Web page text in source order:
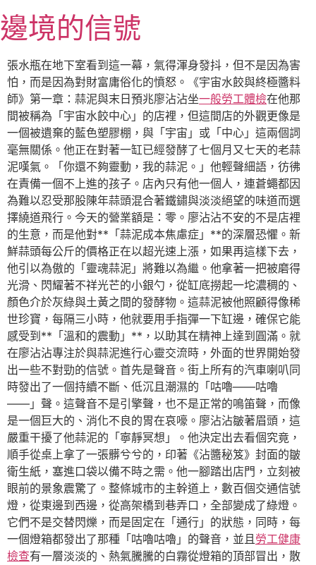
至
主
要
內
容
邊境的信號
張水瓶在地下室看到這一幕，氣得渾身發抖，但不是因為害
怕，而是因為對財富庸俗化的憤怒。《宇宙水餃與終極醬料
師》第一章：蒜泥與末日預兆廖沾沾坐一般勞工體檢在他那
間被稱為「宇宙水餃中心」的店裡，但這間店的外觀更像是
一個被遺棄的藍色塑膠棚，與「宇宙」或「中心」這兩個詞
毫無關係。他正在對著一缸已經發酵了七個月又七天的老蒜
泥嘆氣。「你還不夠靈動，我的蒜泥。」他輕聲細語，彷彿
在責備一個不上進的孩子。店內只有他一個人，連蒼蠅都因
為難以忍受那股陳年蒜頭混合著鐵鏽與淡淡絕望的味道而選
擇繞道飛行。今天的營業額是：零。廖沾沾不安的不是店裡
的生意，而是他對**「蒜泥成本焦慮症」**的深層恐懼。新
鮮蒜頭每公斤的價格正在以超光速上漲，如果再這樣下去，
他引以為傲的「靈魂蒜泥」將難以為繼。他拿著一把被磨得
光滑、閃耀著不祥光芒的小銀勺，從缸底撈起一坨濃稠的、
顏色介於灰綠與土黃之間的發酵物。這蒜泥被他照顧得像稀
世珍寶，每隔三小時，他就要用手指彈一下缸邊，確保它能
感受到**「溫和的震動」**，以助其在精神上達到圓滿。就
在廖沾沾專注於與蒜泥進行心靈交流時，外面的世界開始發
出一些不對勁的信號。首先是聲音。街上所有的汽車喇叭同
時發出了一個持續不斷、低沉且潮濕的「咕嚕——咕嚕
——」聲。這聲音不是引擎聲，也不是正常的鳴笛聲，而像
是一個巨大的、消化不良的胃在哀嚎。廖沾沾皺著眉頭，這
嚴重干擾了他蒜泥的「寧靜冥想」。他決定出去看個究竟，
順手從桌上拿了一張髒兮兮的，印著《沾醬秘笈》封面的皺
衛生紙，塞進口袋以備不時之需。他一腳踏出店門，立刻被
眼前的景象震驚了。整條城市的主幹道上，數百個交通信號
燈，從東邊到西邊，從高架橋到巷弄口，全部變成了綠燈。
它們不是交替閃爍，而是固定在「通行」的狀態，同時，每
一個燈箱都發出了那種「咕嚕咕嚕」的聲音，並且勞工健康
檢查有一層淡淡的、熱氣騰騰的白霧從燈箱的頂部冒出，散